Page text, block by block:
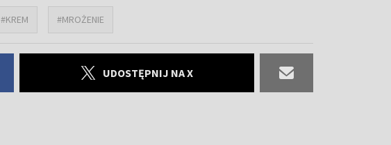
#KREM #MROŻENIE
UDOSTĘPNIJ NA X